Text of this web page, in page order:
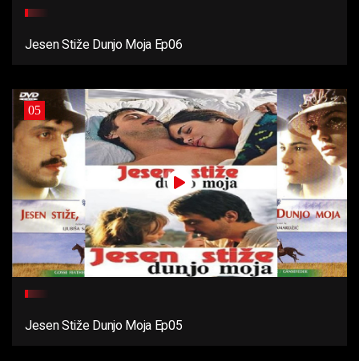
Jesen Stiže Dunjo Moja Ep06
05
Jesen Stiže Dunjo Moja Ep05